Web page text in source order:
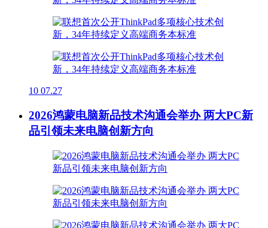
10 07.27
2026鸿蒙电脑新品技术沟通会举办 两大PC新
品引领未来电脑创新方向